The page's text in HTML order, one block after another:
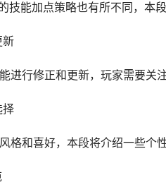
技能加点策略也有所不同，本
新
进行修正和更新，玩家需要关
择
格和喜好，本段将介绍一些个